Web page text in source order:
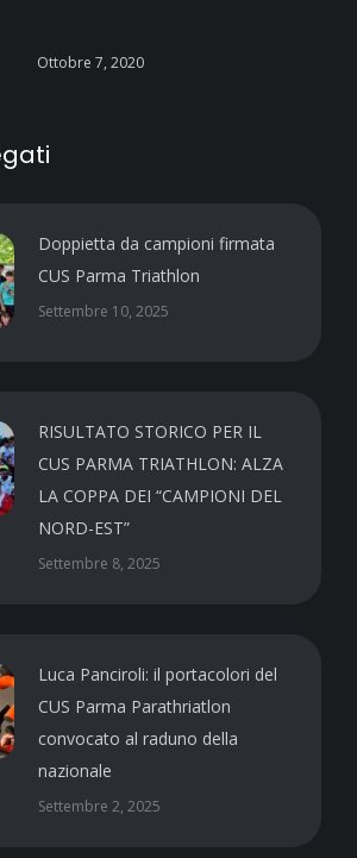
Ottobre 7, 2020
Doppietta da campioni firmata
CUS Parma Triathlon
Settembre 10, 2025
RISULTATO STORICO PER IL
CUS PARMA TRIATHLON: ALZA
LA COPPA DEI “CAMPIONI DEL
NORD-EST”
Settembre 8, 2025
Luca Panciroli: il portacolori del
CUS Parma Parathriatlon
convocato al raduno della
nazionale
Settembre 2, 2025